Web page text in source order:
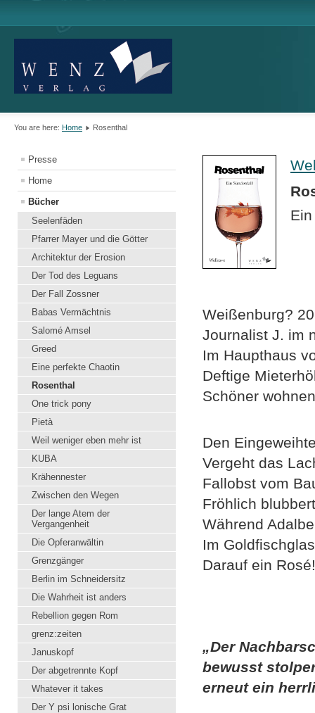
You are here: Home Rosenthal
Presse
Home
Bücher
Seelenfäden
Pfarrer Mayer und die Götter
Architektur der Erosion
Der Tod des Leguans
Der Fall Zossner
Babas Vermächtnis
Salomé Amsel
Greed
Eine perfekte Chaotin
Rosenthal
One trick pony
Pietà
Weil weniger eben mehr ist
KUBA
Krähennester
Zwischen den Wegen
Der lange Atem der
Vergangenheit
Die Opferanwältin
Grenzgänger
Berlin im Schneidersitz
Die Wahrheit ist anders
Rebellion gegen Rom
grenz:zeiten
Januskopf
Der abgetrennte Kopf
Whatever it takes
Der Y psi lonische Grat
Weißenburg?
Journalist J. im
Im Haupthaus
Deftige
Schöner
Den
Vergeht das
Fallobst vom
Fröhlich
Während
Im
Darauf ein
„Der
bewusst
erneut ein